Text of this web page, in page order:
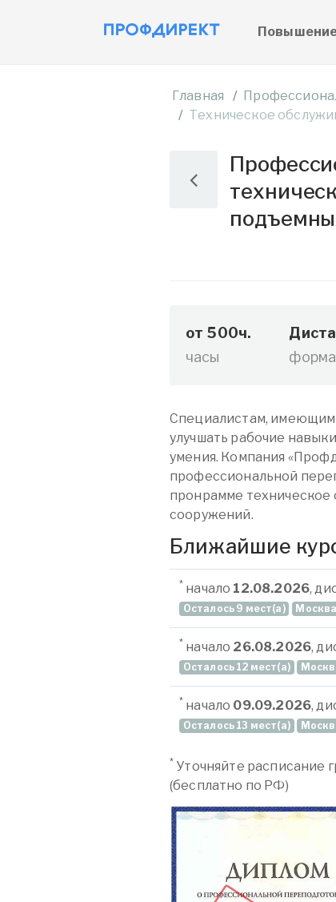
Главная
Техническое
от 500ч.
часы
Специалистам, имеющим
улучшать рабочие
умения. Компания
профессиональной
пронрамме
сооружений.
Ближайшие
* начало 12.08.2026,
Осталось 9 мест(а) Москва
* начало 26.08.2026,
Осталось 12 мест(а)
* начало 09.09.2026,
Осталось 13 мест(а)
* Уточняйте расписание
(бесплатно по РФ)